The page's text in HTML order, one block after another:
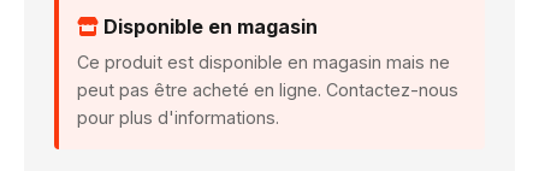
Disponible en magasin
Ce produit est disponible en magasin mais ne
peut pas être acheté en ligne. Contactez-nous
pour plus d'informations.